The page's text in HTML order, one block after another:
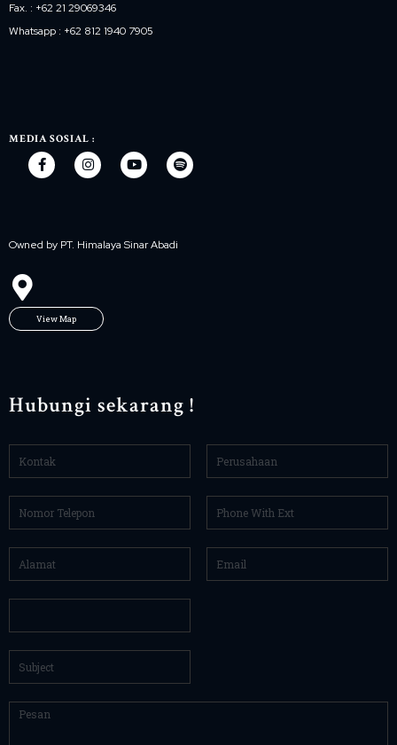
Fax. : +62 21 29069346
Whatsapp : +62 812 1940 7905
MEDIA SOSIAL :
Owned by PT. Himalaya Sinar Abadi
View Map
Hubungi sekarang !